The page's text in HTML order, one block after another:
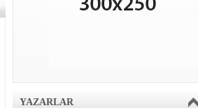
YAZARLAR